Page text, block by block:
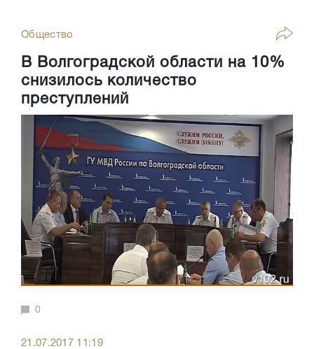
Общество
В Волгоградской области на 10%
снизилось количество
преступлений
0
21.07.2017 11:19